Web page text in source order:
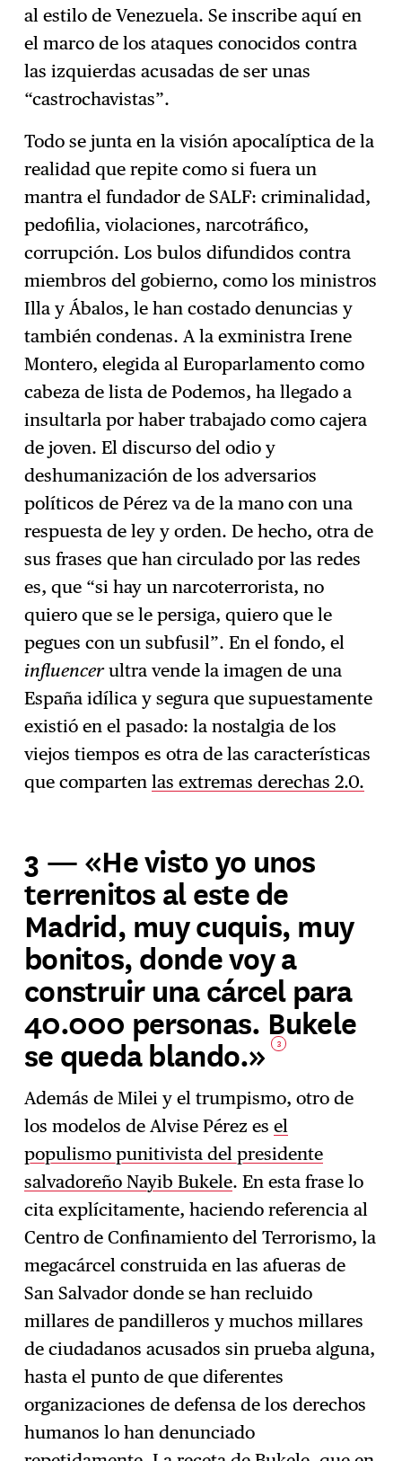
al estilo de Venezuela. Se inscribe aquí en
el marco de los ataques conocidos contra
las izquierdas acusadas de ser unas
“castrochavistas”.
Todo se junta en la visión apocalíptica de la
realidad que repite como si fuera un
mantra el fundador de SALF: criminalidad,
pedofilia, violaciones, narcotráfico,
corrupción. Los bulos difundidos contra
miembros del gobierno, como los ministros
Illa y Ábalos, le han costado denuncias y
también condenas. A la exministra Irene
Montero, elegida al Europarlamento como
cabeza de lista de Podemos, ha llegado a
insultarla por haber trabajado como cajera
de joven. El discurso del odio y
deshumanización de los adversarios
políticos de Pérez va de la mano con una
respuesta de ley y orden. De hecho, otra de
sus frases que han circulado por las redes
es, que “si hay un narcoterrorista, no
quiero que se le persiga, quiero que le
pegues con un subfusil”. En el fondo, el
influencerultra vende la imagen de una
España idílica y segura que supuestamente
existió en el pasado: la nostalgia de los
viejos tiempos es otra de las características
que compartenlas extremas derechas 2.0.
3 — «He visto yo unos
terrenitos al este de
Madrid, muy cuquis, muy
bonitos, donde voy a
construir una cárcel para
40.000 personas. Bukele
se queda blando.» 3
Además de Milei y el trumpismo, otro de
los modelos de Alvise Pérez esel
populismo punitivista del presidente
salvadoreño Nayib Bukele. En esta frase lo
cita explícitamente, haciendo referencia al
Centro de Confinamiento del Terrorismo, la
megacárcel construida en las afueras de
San Salvador donde se han recluido
millares de pandilleros y muchos millares
de ciudadanos acusados sin prueba alguna,
hasta el punto de que diferentes
organizaciones de defensa de los derechos
humanos lo han denunciado